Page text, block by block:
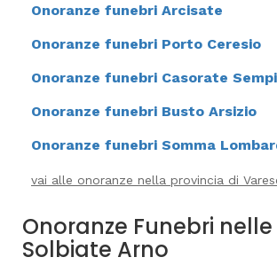
Onoranze funebri Arcisate
Onoranze funebri Porto Ceresio
Onoranze funebri Casorate
Onoranze funebri Busto Arsizio
Onoranze funebri Somma
vai alle onoranze nella provincia di
Onoranze Funebri
Solbiate Arno